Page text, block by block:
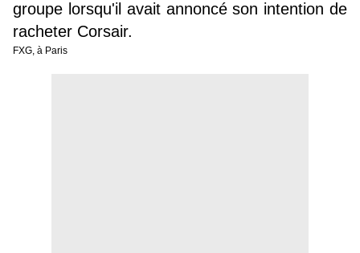
groupe lorsqu'il avait annoncé son intention de
racheter Corsair.
FXG, à Paris